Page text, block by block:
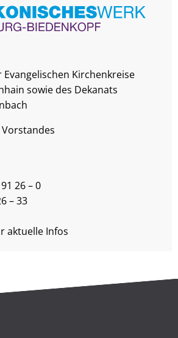
Kirchenkreise
sowie des Dekanats
26 – 0
– 33
aktuelle Infos